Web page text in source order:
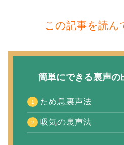
この記事を読ん
簡単にできる裏声の
ため息裏声法
吸気の裏声法